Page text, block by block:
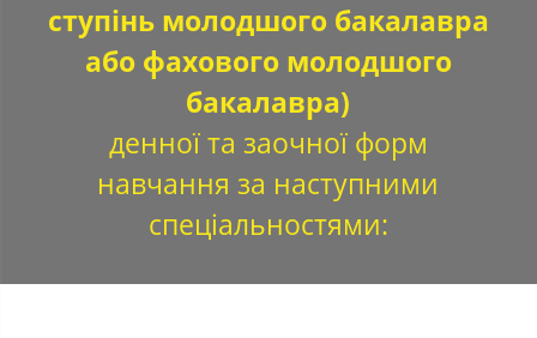
ступінь молодшого бакалавра
або фахового молодшого
бакалавра)
денної та заочної форм
навчання за наступними
спеціальностями: